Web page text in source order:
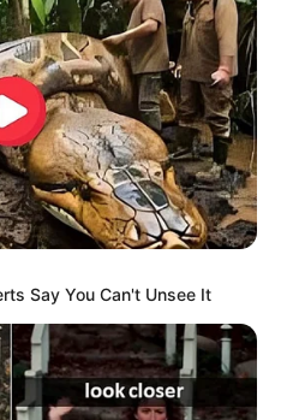
CƏMİYYƏT
-Uşaqlarımız
gedəcək?
0 0
Say You Can't Unsee It